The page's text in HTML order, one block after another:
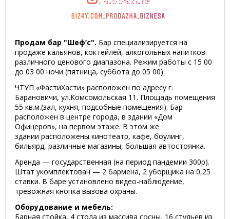
Продам бар "Шеф’с". Бар специализируется на
продаже кальянов, коктейлей, алкогольных напитков
различного ценового диапазона. Режим работы с 15 00
до 03 00 ночи (пятница, суббота до 05 00).
ЧТУП «ФастиХасти» расположен по адресу г.
Барановичи, ул.Комсомольская 11. Площадь помещения
55 кв.м.(зал, кухня, подсобные помещения). Бар
расположен в центре города, в здании «Дом
Офицеров», на первом этаже. В этом же
здании расположены кинотеатр, кафе, боулинг,
бильярд, различные магазины, большая автостоянка.
Аренда — государственная (на период пандемии 300р).
Штат укомплектован — 2 бармена, 2 уборщика на 0,25
ставки. В баре установлено видео-наблюдение,
тревожная кнопка вызова охраны.
Оборудование и мебель:
Барная стойка, 4 стола из массива сосны, 16 стульев из